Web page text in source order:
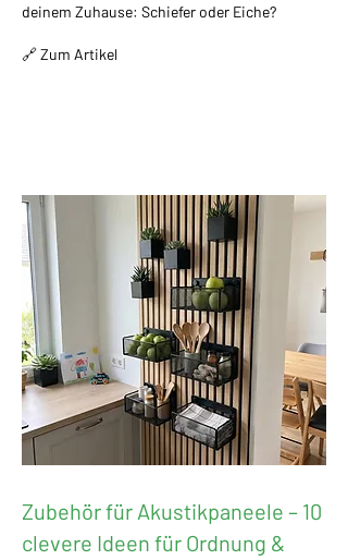
deinem Zuhause: Schiefer oder Eiche?
🔗 Zum Artikel
Zubehör für Akustikpaneele – 10
clevere Ideen für Ordnung &